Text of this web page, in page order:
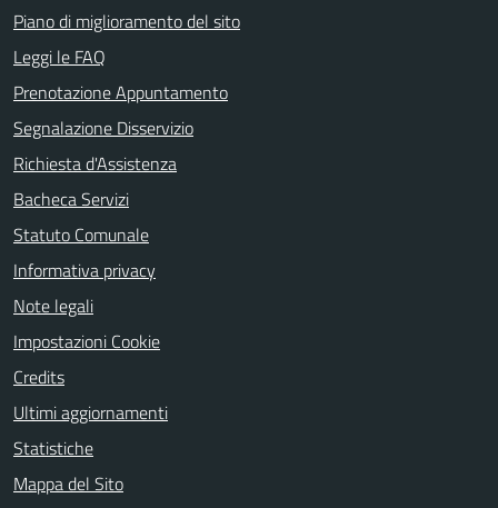
Piano di miglioramento del sito
Leggi le FAQ
Prenotazione Appuntamento
Segnalazione Disservizio
Richiesta d'Assistenza
Bacheca Servizi
Statuto Comunale
Informativa privacy
Note legali
Impostazioni Cookie
Credits
Ultimi aggiornamenti
Statistiche
Mappa del Sito